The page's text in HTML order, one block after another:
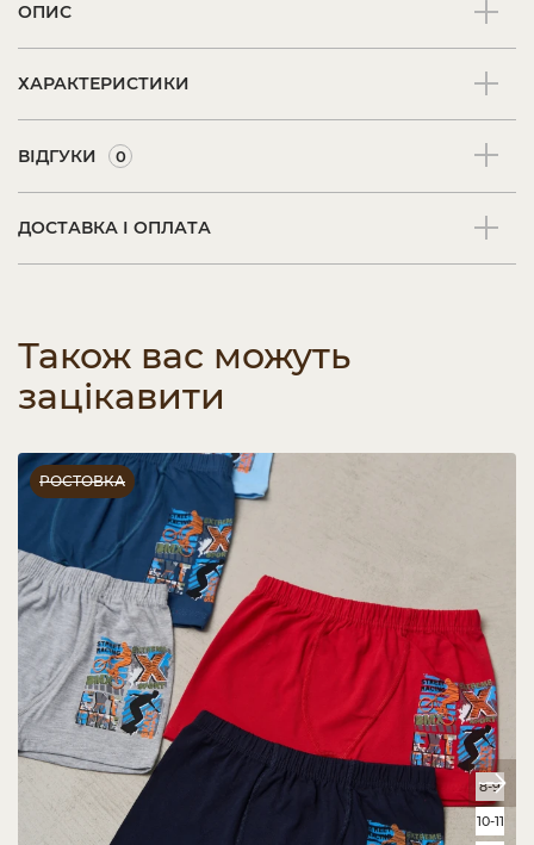
ОПИС
ХАРАКТЕРИСТИКИ
ВІДГУКИ 0
ДОСТАВКА І ОПЛАТА
Також вас можуть
зацікавити
РОСТОВКА
8-9
10-11